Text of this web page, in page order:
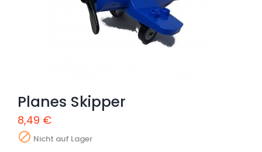
Planes Skipper
8,49 €
 Nicht auf Lager